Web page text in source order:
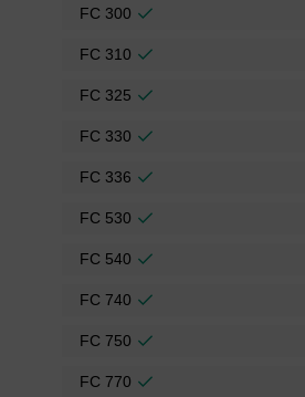
FC 300
FC 310
FC 325
FC 330
FC 336
FC 530
FC 540
FC 740
FC 750
FC 770